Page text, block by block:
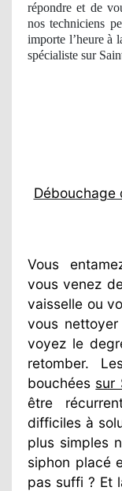
répondre et de
nos techniciens
importe l’heure à
spécialiste sur
Débouchage
Vous
vous venez
vaisselle ou
vous
voyez le
retomber.
bouchées sur
être
difficiles à
plus simples
siphon placé
pas suffi ? Et